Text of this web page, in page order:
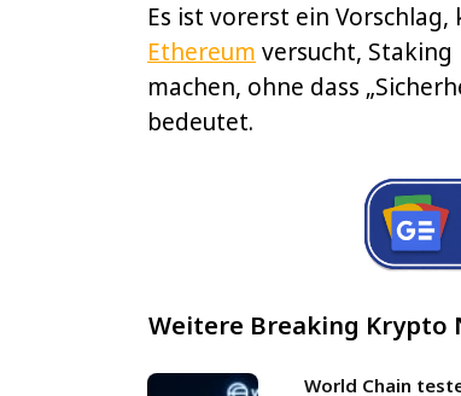
Es ist vorerst ein
Ethereum versucht,
machen, ohne dass
bedeutet.
Weitere Breaking Krypto
World Chain